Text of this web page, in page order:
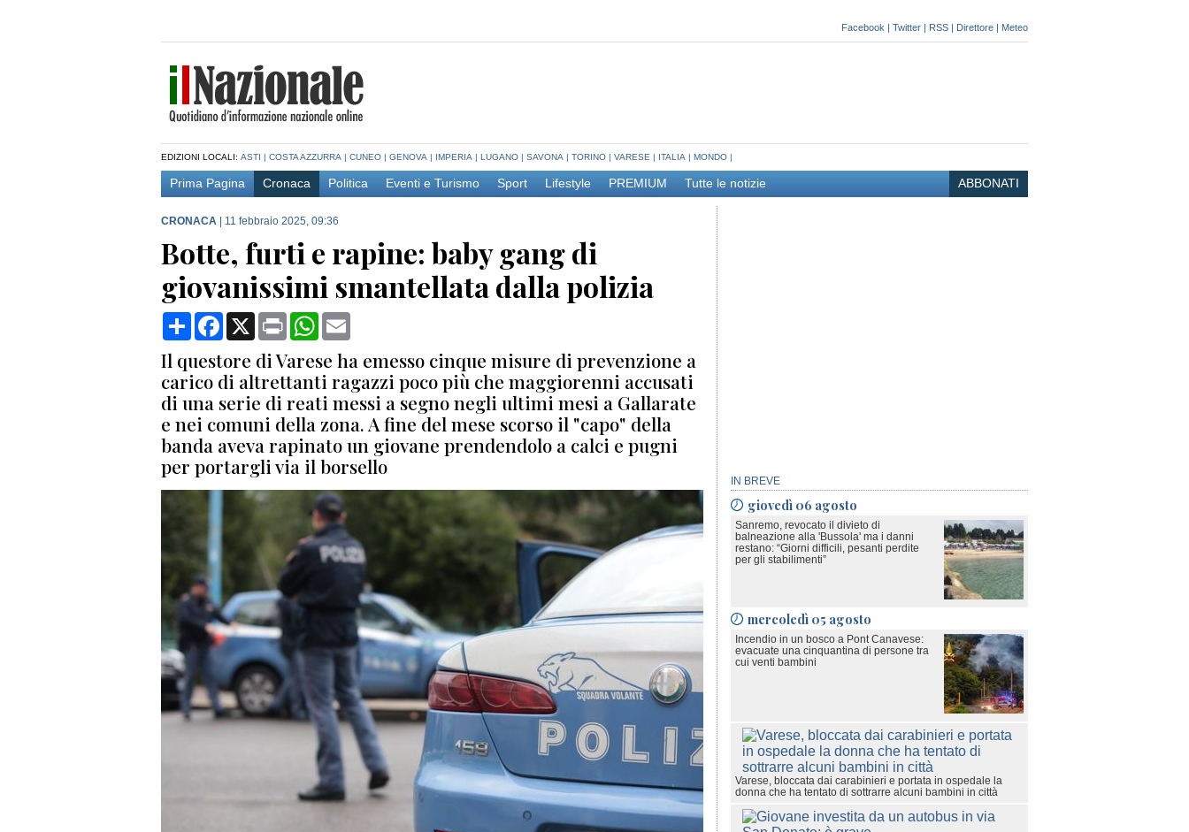
Facebook | Twitter | RSS | Direttore | Meteo
EDIZIONI LOCALI: ASTI | COSTA AZZURRA | CUNEO | GENOVA | IMPERIA | LUGANO | SAVONA | TORINO | VARESE | ITALIA | MONDO |
Prima Pagina Cronaca Politica Eventi e Turismo Sport Lifestyle PREMIUM Tutte le notizie ABBONATI
CRONACA 11 febbraio 2025, 09:36
Botte, furti e rapine: baby gang di
giovanissimi smantellata dalla polizia
CondividiFacebook
X Print WhatsApp
Il questore di Varese ha emesso cinque misure di prevenzione a
carico di altrettanti ragazzi poco più che maggiorenni accusati
di una serie di reati messi a segno negli ultimi mesi a Gallarate
e nei comuni della zona. A fine del mese scorso il "capo" della
banda aveva rapinato un giovane prendendolo a calci e pugni
per portargli via il borsello
IN BREVE
giovedì 06 agosto
Sanremo, revocato il divieto di
balneazione alla 'Bussola' ma i danni
restano: “Giorni difficili, pesanti perdite
per gli stabilimenti”
mercoledì 05 agosto
Incendio in un bosco a Pont Canavese:
evacuate una cinquantina di persone tra
cui venti bambini
Varese, bloccata dai carabinieri e portata in ospedale la
donna che ha tentato di sottrarre alcuni bambini in città